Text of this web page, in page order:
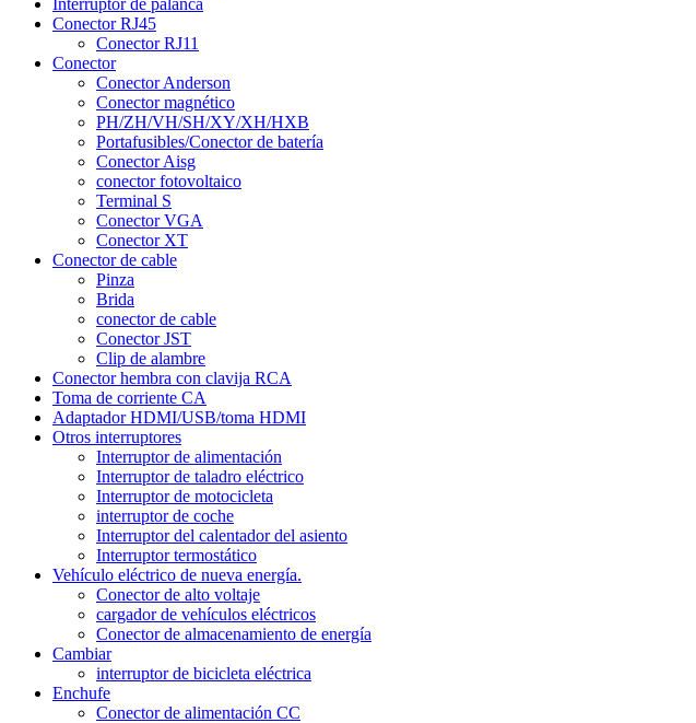
Conector RJ45
Conector RJ11
Conector
Conector Anderson
Conector magnético
PH/ZH/VH/SH/XY/XH/HXB
Portafusibles/Conector de batería
Conector Aisg
conector fotovoltaico
Terminal S
Conector VGA
Conector XT
Conector de cable
Pinza
Brida
conector de cable
Conector JST
Clip de alambre
Conector hembra con clavija RCA
Toma de corriente CA
Adaptador HDMI/USB/toma HDMI
Otros interruptores
Interruptor de alimentación
Interruptor de taladro eléctrico
Interruptor de motocicleta
interruptor de coche
Interruptor del calentador del asiento
Interruptor termostático
Vehículo eléctrico de nueva energía.
Conector de alto voltaje
cargador de vehículos eléctricos
Conector de almacenamiento de energía
Cambiar
interruptor de bicicleta eléctrica
Enchufe
Conector de alimentación CC